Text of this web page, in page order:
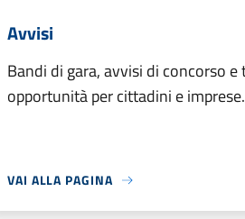
Avvisi
Bandi di gara, avvisi di concorso
opportunità per cittadini e imprese.
VAI ALLA PAGINA